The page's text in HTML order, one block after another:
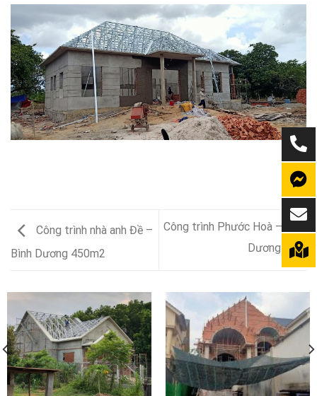
Công trình nhà anh Đề –
Bình Dương 450m2
Công trình Phước Hoà – Bình
Dương